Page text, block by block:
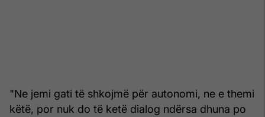
"Ne jemi gati të shkojmë për autonomi, ne e themi
këtë, por nuk do të ketë dialog ndërsa dhuna po